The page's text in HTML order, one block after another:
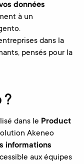
données
à un
dans la
pensés pour la
?
dans le Product
Akeneo
informations
aux équipes